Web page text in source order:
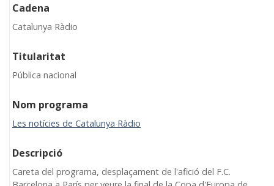
Cadena
Catalunya Ràdio
Titularitat
Pública nacional
Nom programa
Les notícies de Catalunya Ràdio
Descripció
Careta del programa, desplaçament de l'afició del F.C.